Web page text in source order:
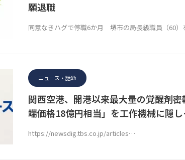
願退職
同意なきハグで停職6か月 堺市の局長級職員（60
ニュース・話題
関西空港、開港以来最大量の覚醒剤
端価格18億円相当」を工作機械に隠
https://newsdig.tbs.co.jp/articles…